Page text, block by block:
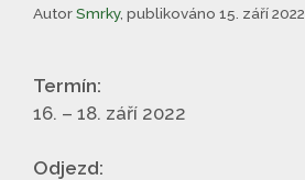
AutorSmrky, publikováno 15. září 2022
Termín:
16. – 18. září 2022
Odjezd: